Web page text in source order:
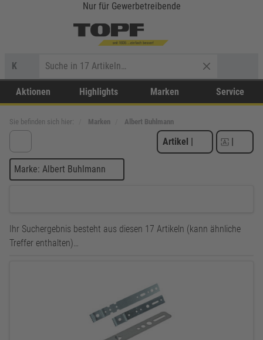
Nur für Gewerbetreibende
K
Aktionen Highlights Marken Service
Sie befinden sich hier: Marken Albert Buhlmann
Artikel | |
Marke: Albert Buhlmann
Ihr Suchergebnis besteht aus diesen 17 Artikeln (kann ähnliche
Treffer enthalten)…